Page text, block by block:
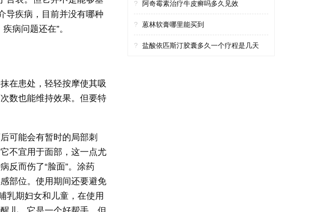
导疾病，目前并没有哪种
病问题还在”。
在患处，轻轻按摩使其吸
数也能维持效果。但要特
可能会有暂时的局部刺
不宜用于面部，这一点尤
反而伤了“脸面”。涂药
部位。使用期间还要避免
乳期妇女和儿童，在使用
? 阿奇霉素治疗牛皮癣吗多久见效
? 蒽林软膏哪里能买到
? 盐酸依匹斯汀胶囊多久一个疗程是几天